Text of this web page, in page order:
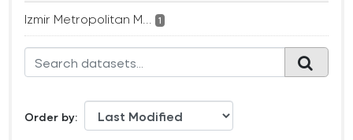
Izmir Metropolitan M... 1
Order by